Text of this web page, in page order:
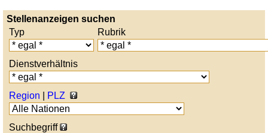
Stellenanzeigen suchen
Typ
Rubrik
Dienstverhältnis
Region PLZ
Suchbegriff